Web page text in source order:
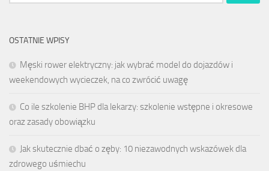
OSTATNIE WPISY
Męski rower elektryczny: jak wybrać model do dojazdów i
weekendowych wycieczek, na co zwrócić uwagę
Co ile szkolenie BHP dla lekarzy: szkolenie wstępne i okresowe
oraz zasady obowiązku
Jak skutecznie dbać o zęby: 10 niezawodnych wskazówek dla
zdrowego uśmiechu